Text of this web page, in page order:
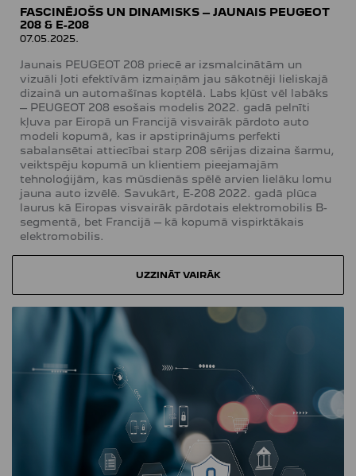
FASCINĒJOŠS UN DINAMISKS – JAUNAIS PEUGEOT
208 & E-208
07.05.2025.
Jaunais PEUGEOT 208 priecē ar izsmalcinātām un
vizuāli ļoti efektīvām izmaiņām jau sākotnēji lieliskajā
dizainā un automašīnas koptēlā. Labs kļūst vēl labāks
– PEUGEOT 208 esošais modelis 2022. gadā pelnīti
kļuva par Eiropā un Francijā visvairāk pārdoto auto
modeli kopumā, kas ir apstiprinājums perfekti
sabalansētai attiecībai starp 208 sērijas dizaina šarmu,
veiktspēju kopumā un klientiem pieejamajām
tehnoloģijām, kas mūsdienās spēlē arvien lielāku lomu
jauna auto izvēlē. Savukārt, E-208 2022. gadā plūca
laurus kā Eiropas visvairāk pārdotais elektromobilis B-
segmentā, bet Francijā – kā kopumā vispirktākais
elektromobilis.
UZZINĀT VAIRĀK